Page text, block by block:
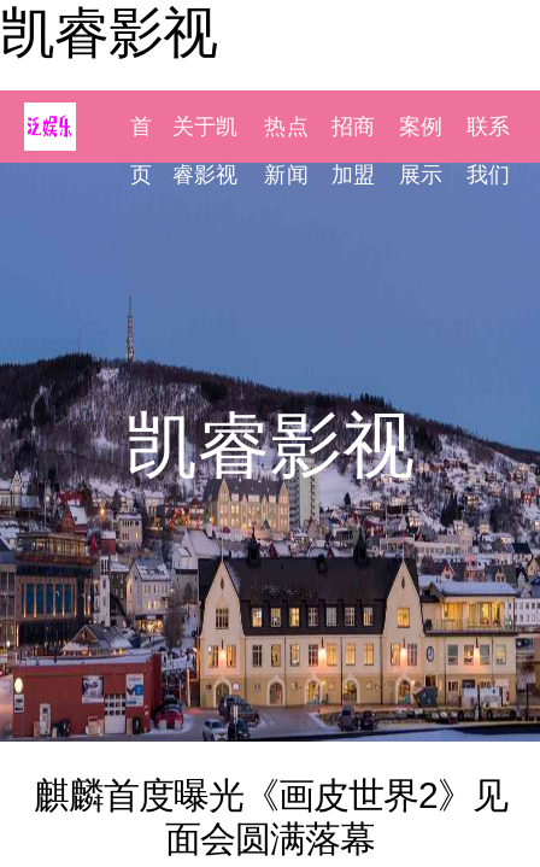
凯睿影视
首
页
关于凯
睿影视
热点
新闻
招商
加盟
案例
展示
联系
我们
凯睿影视
麒麟首度曝光《画皮世界2》见
面会圆满落幕